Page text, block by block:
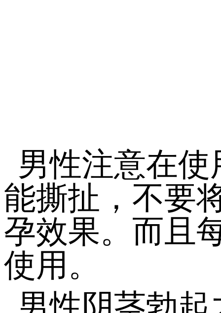
男性注意在
能撕扯，不要
孕效果。而且
使用。
男性阴茎勃